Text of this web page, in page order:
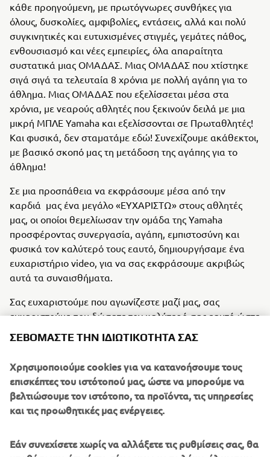
κάθε προηγούμενη, με πρωτόγνωρες συνθήκες για
όλους, δυσκολίες, αμφιβολίες, εντάσεις, αλλά και πολύ
συγκινητικές και ευτυχισμένες στιγμές, γεμάτες πάθος,
ενθουσιασμό και νέες εμπειρίες, όλα απαραίτητα
συστατικά μιας ΟΜΑΔΑΣ. Μιας ΟΜΑΔΑΣ που χτίστηκε
σιγά σιγά τα τελευταία 8 χρόνια με πολλή αγάπη για το
άθλημα. Μιας ΟΜΑΔΑΣ που εξελίσσεται μέσα στα
χρόνια, με νεαρούς αθλητές που ξεκινούν δειλά με μια
μικρή ΜΠΛΕ Yamaha και εξελίσσονται σε Πρωταθλητές!
Και φυσικά, δεν σταματάμε εδώ! Συνεχίζουμε ακάθεκτοι,
με βασικό σκοπό μας τη μετάδοση της αγάπης για το
άθλημα!
Σε μια προσπάθεια να εκφράσουμε μέσα από την
καρδιά μας ένα μεγάλο «ΕΥΧΑΡΙΣΤΩ» στους αθλητές
μας, οι οποίοι θεμελίωσαν την ομάδα της Yamaha
προσφέροντας συνεργασία, αγάπη, εμπιστοσύνη και
φυσικά τον καλύτερό τους εαυτό, δημιουργήσαμε ένα
ευχαριστήριο video, για να σας εκφράσουμε ακριβώς
αυτά τα συναισθήματα.
Σας ευχαριστούμε που αγωνίζεστε μαζί μας, σας
ευχαριστούμε που δώσατε τον καλύτερό σας εαυτό ώστε
Απολαύστε το video εδώ:
ΣΕΒΌΜΑΣΤΕ ΤΗΝ ΙΔΙΩΤΙΚΌΤΗΤΆ ΣΑΣ
Χρησιμοποιούμε cookies για να κατανοήσουμε τους
επισκέπτες του ιστότοπού μας, ώστε να μπορούμε να
βελτιώσουμε τον ιστότοπο, τα προϊόντα, τις υπηρεσίες
και τις προωθητικές μας ενέργειες.
Εάν συνεχίσετε χωρίς να αλλάξετε τις ρυθμίσεις σας, θα